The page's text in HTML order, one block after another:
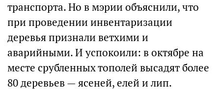
транспорта. Но в мэрии объяснили, что
при проведении инвентаризации
деревья признали ветхими и
аварийными. И успокоили: в октябре на
месте срубленных тополей высадят более
80 деревьев — ясеней, елей и лип.